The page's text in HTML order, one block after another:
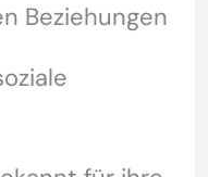
Beziehungen